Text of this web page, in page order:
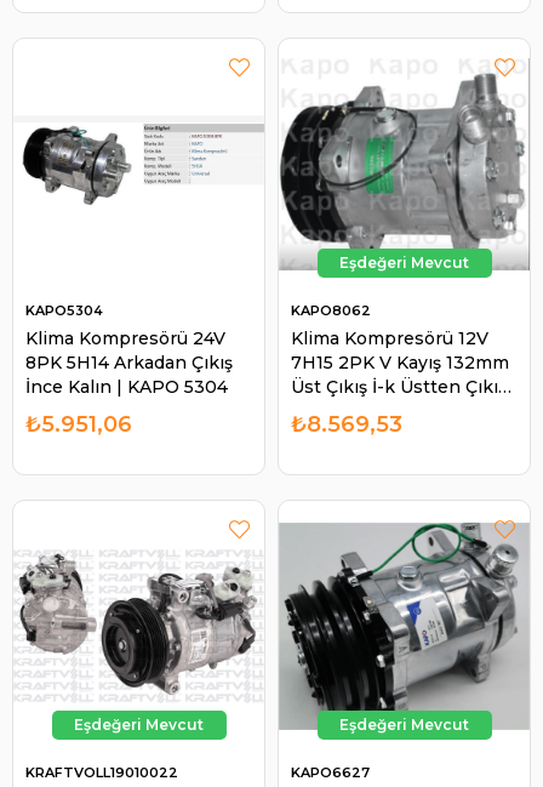
Klima Kompresörü 24V
8PK 5H14 Arkadan Çıkış
İnce Kalın | KAPO 5304
KAPO5304
₺5.951,06
Klima Kompresörü 12V
7H15 2PK V Kayış 132mm
Üst Çıkış İ-k Üstten Çıkış
İnce Kalın | KAPO 8062
KAPO8062
₺8.569,53
KRAFTVOLL19010022 KAPO6627